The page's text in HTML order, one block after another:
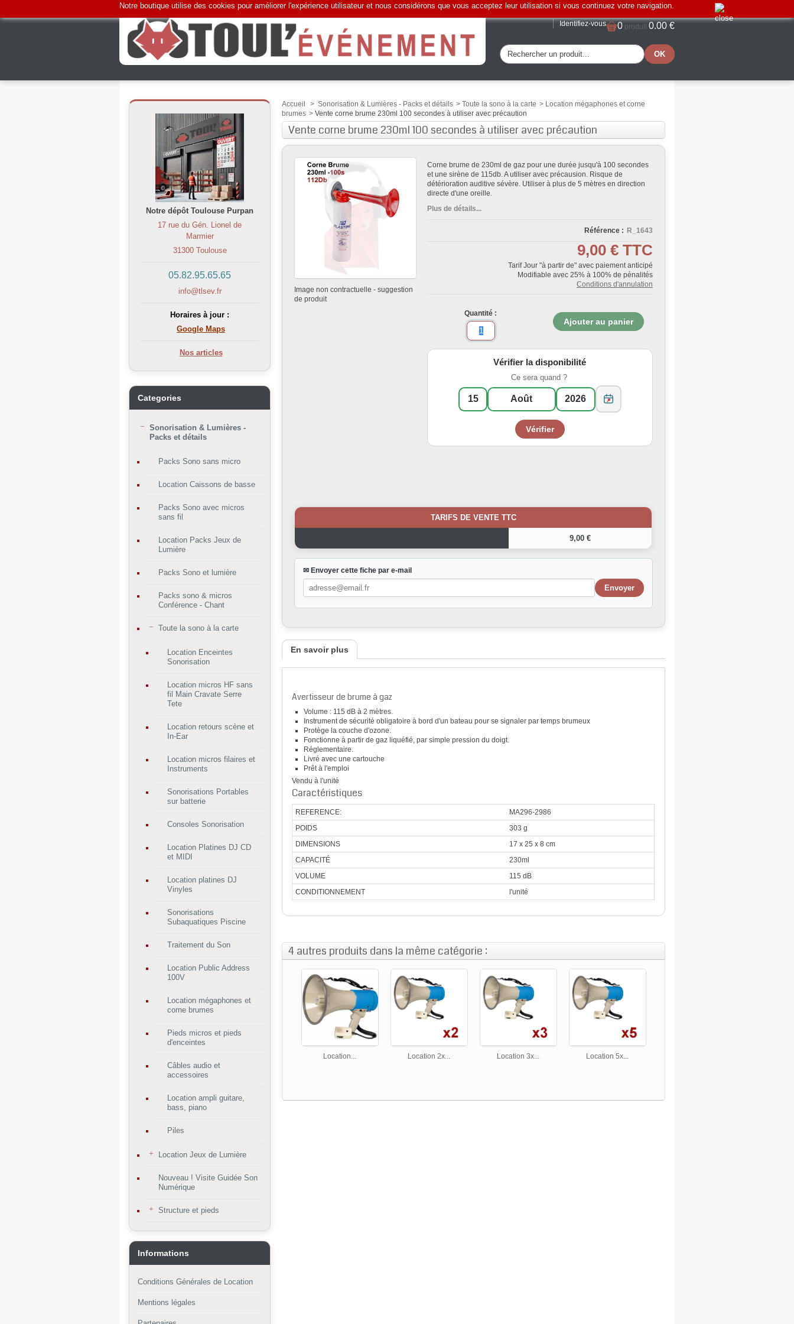
Identifiez-vous 0 produit 0.00 €
Notre boutique utilise des cookies pour améliorer l'expérience utilisateur et nous considérons que vous acceptez leur utilisation si vous continuez votre navigation.
Notre dépôt Toulouse Purpan
17 rue du Gén. Lionel de
Marmier
31300 Toulouse
05.82.95.65.65
info@tlsev.fr
Horaires à jour :
Google Maps
Nos articles
Categories
Sonorisation & Lumières -
Packs et détails
Packs Sono sans micro
Location Caissons de basse
Packs Sono avec micros
sans fil
Location Packs Jeux de
Lumière
Packs Sono et lumière
Packs sono & micros
Conférence - Chant
Toute la sono à la carte
Location Enceintes
Sonorisation
Location micros HF sans
fil Main Cravate Serre
Tete
Location retours scène et
In-Ear
Location micros filaires et
Instruments
Sonorisations Portables
sur batterie
Consoles Sonorisation
Location Platines DJ CD
et MIDI
Location platines DJ
Vinyles
Sonorisations
Subaquatiques Piscine
Traitement du Son
Location Public Address
100V
Location mégaphones et
corne brumes
Pieds micros et pieds
d'enceintes
Câbles audio et
accessoires
Location ampli guitare,
bass, piano
Piles
Location Jeux de Lumière
Nouveau ! Visite Guidée Son
Numérique
Structure et pieds
Informations
Conditions Générales de Location
Mentions légales
Accueil > Sonorisation & Lumières - Packs et détails > Toute la sono à la carte > Location mégaphones et corne
brumes > Vente corne brume 230ml 100 secondes à utiliser avec précaution
Vente corne brume 230ml 100 secondes à utiliser avec précaution
Image non contractuelle - suggestion
de produit
Corne brume de 230ml de gaz pour une durée jusqu'à 100 secondes
et une sirène de 115db. A utiliser avec précausion. Risque de
détérioration auditive sévère. Utiliser à plus de 5 mètres en direction
directe d'une oreille.
Plus de détails...
Référence : R_1643
9,00 € TTC
Tarif Jour "à partir de" avec paiement anticipé
Modifiable avec 25% à 100% de pénalités
Conditions d'annulation
Quantité :
Vérifier la disponibilité
Ce sera quand ?
TARIFS DE VENTE TTC
9,00 €
✉ Envoyer cette fiche par e-mail
En savoir plus
Avertisseur de brume à gaz
Volume : 115 dB à 2 mètres.
Instrument de sécurité obligatoire à bord d'un bateau pour se signaler par temps brumeux
Protège la couche d'ozone.
Fonctionne à partir de gaz liquéfié, par simple pression du doigt.
Réglementaire.
Livré avec une cartouche
Prêt à l'emploi
Vendu à l'unité
Caractéristiques
REFERENCE:
MA296-2986
POIDS
303 g
DIMENSIONS
17 x 25 x 8 cm
CAPACITÉ
230ml
VOLUME
115 dB
CONDITIONNEMENT
l'unité
4 autres produits dans la même catégorie :
Location... Location 2x... Location 3x... Location 5x...